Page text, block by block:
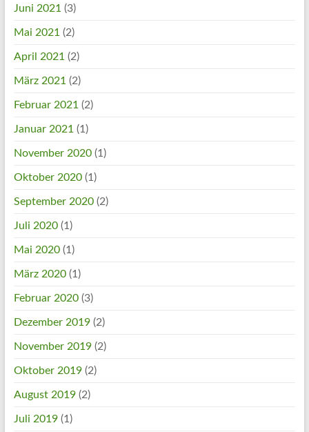
Juni 2021 (3)
Mai 2021 (2)
April 2021 (2)
März 2021 (2)
Februar 2021 (2)
Januar 2021 (1)
November 2020(1)
Oktober 2020(1)
September 2020(2)
Juli 2020(1)
Mai 2020(1)
März 2020(1)
Februar 2020(3)
Dezember 2019(2)
November 2019(2)
Oktober 2019(2)
August 2019(2)
Juli 2019(1)